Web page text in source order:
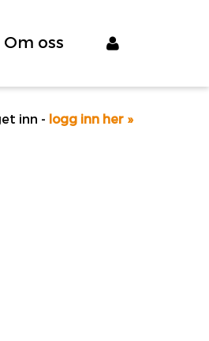
Om oss
inn - logg inn her »